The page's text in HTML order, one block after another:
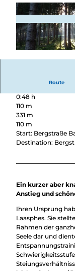
Route
0:48 h
110 m
331 m
110 m
Start: Bergstraße
Destination:
Ein kurzer aber
Anstieg und
Ihren Ursprung
Laasphes. Sie
Rahmen der
Seele dar und